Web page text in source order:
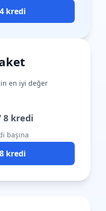
kredi
en iyi değer
8 kredi
başına
kredi